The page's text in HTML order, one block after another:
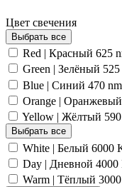
Цвет свечения
Выбрать все
Red | Красный 625
Green | Зелёный 525
Blue | Синий 470 nm
Orange |
Yellow | Жёлтый
Выбрать все
White | Белый 6000
Day | Дневной 4000
Warm | Тёплый